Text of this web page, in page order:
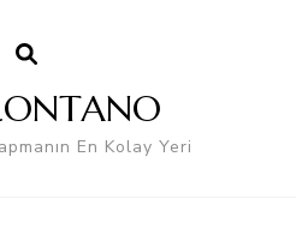
En Kolay Yeri